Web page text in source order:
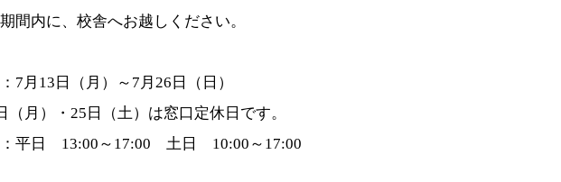
間内に、校舎へお越しください。
7月13日（月）～7月26日（日）
（月）・25日（土）は窓口定休日です。
：平日 13:00～17:00 土日 10:00～17:00